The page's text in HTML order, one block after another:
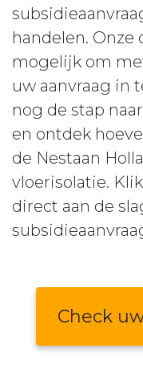
handelen.
mogelijk om
uw aanvraag in
nog de stap
en ontdek
de Nestaan
vloerisolatie.
direct aan de
Check